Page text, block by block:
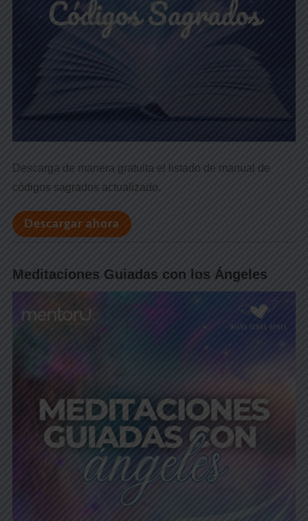
Descarga de manera gratuita el listado de manual de
códigos sagrados actualizado.
Descargar ahora
Meditaciones Guiadas con los Ángeles